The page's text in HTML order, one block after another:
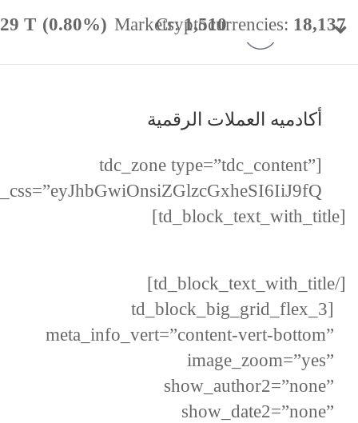
أكادميه العملات الرقمية
[tdc_zone type=”tdc_content”
[td_block_text_with_title]
[/td_block_text_with_title]
[td_block_big_grid_flex_3
meta_info_vert=”content-vert-bottom”
image_zoom=”yes”
show_author2=”none”
show_date2=”none”
Cryptocurrencies: 18,137
Markets:1,510
T (0.80%) Cryptocurrencies: 18,137
Markets:1,510
T (0.80%)